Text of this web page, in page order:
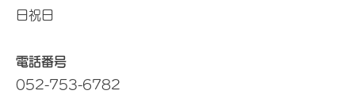
日祝日
電話番号
052-753-6782